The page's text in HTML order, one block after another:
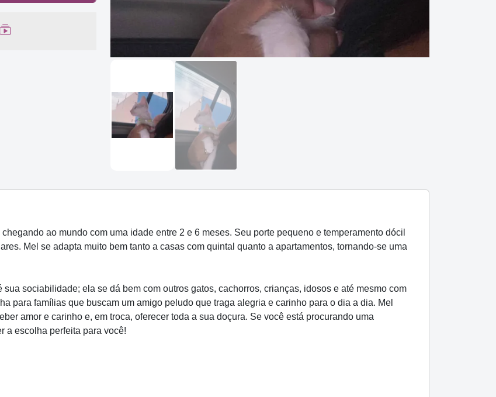
no WhatsApp
Ver Web Story
ao mundo com uma idade entre 2 e 6 meses. Seu porte pequeno e temperamento dócil
Mel se adapta muito bem tanto a casas com quintal quanto a apartamentos, tornando-se uma
sociabilidade; ela se dá bem com outros gatos, cachorros, crianças, idosos e até mesmo com
para famílias que buscam um amigo peludo que traga alegria e carinho para o dia a dia. Mel
amor e carinho e, em troca, oferecer toda a sua doçura. Se você está procurando uma
a escolha perfeita para você!